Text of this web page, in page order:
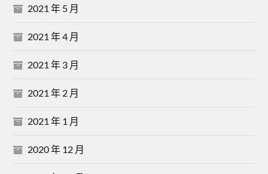
2021 年 5 月
2021 年 4 月
2021 年 3 月
2021 年 2 月
2021 年 1 月
2020 年 12 月